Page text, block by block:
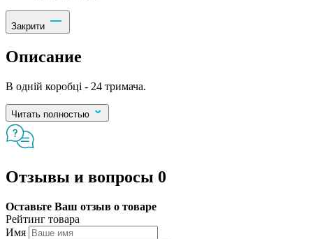
Закрити
Описание
В одній коробці - 24 тримача.
Читать полностью
Отзывы и вопросы 0
Оставьте Ваш отзыв о товаре
Рейтинг товара
Имя